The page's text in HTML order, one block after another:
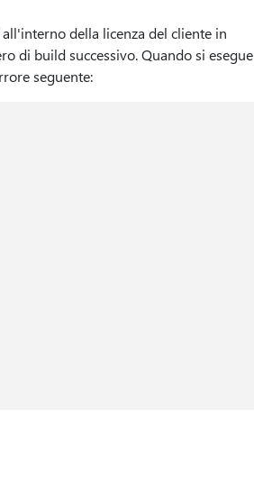
della licenza del cliente in
di build successivo. Quando si esegue
seguente: